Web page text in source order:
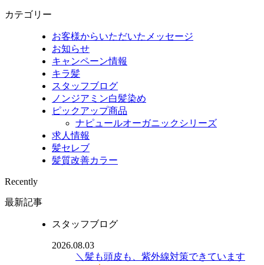
カテゴリー
お客様からいただいたメッセージ
お知らせ
キャンペーン情報
キラ髪
スタッフブログ
ノンジアミン白髪染め
ピックアップ商品
ナピュールオーガニックシリーズ
求人情報
髪セレブ
髪質改善カラー
Recently
最新記事
スタッフブログ
2026.08.03
＼髪も頭皮も、紫外線対策できています